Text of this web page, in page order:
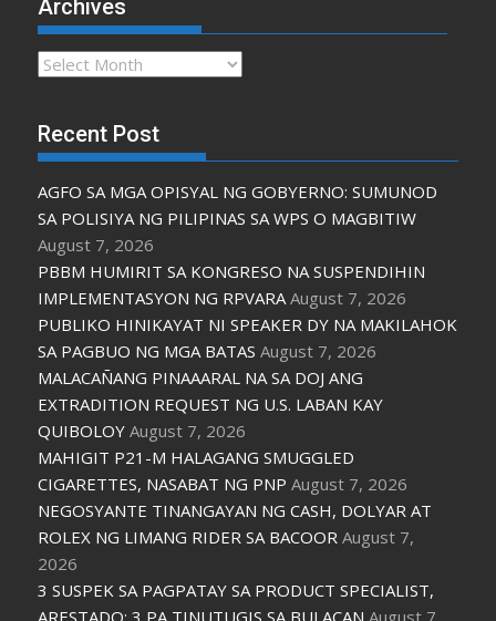
Archives
Archives
Recent Post
AGFO SA MGA OPISYAL NG GOBYERNO: SUMUNOD
SA POLISIYA NG PILIPINAS SA WPS O MAGBITIW
August 7, 2026
PBBM HUMIRIT SA KONGRESO NA SUSPENDIHIN
IMPLEMENTASYON NG RPVARA August 7, 2026
PUBLIKO HINIKAYAT NI SPEAKER DY NA MAKILAHOK
SA PAGBUO NG MGA BATAS August 7, 2026
MALACAÑANG PINAAARAL NA SA DOJ ANG
EXTRADITION REQUEST NG U.S. LABAN KAY
QUIBOLOY August 7, 2026
MAHIGIT P21-M HALAGANG SMUGGLED
CIGARETTES, NASABAT NG PNP August 7, 2026
NEGOSYANTE TINANGAYAN NG CASH, DOLYAR AT
ROLEX NG LIMANG RIDER SA BACOOR August 7,
2026
3 SUSPEK SA PAGPATAY SA PRODUCT SPECIALIST,